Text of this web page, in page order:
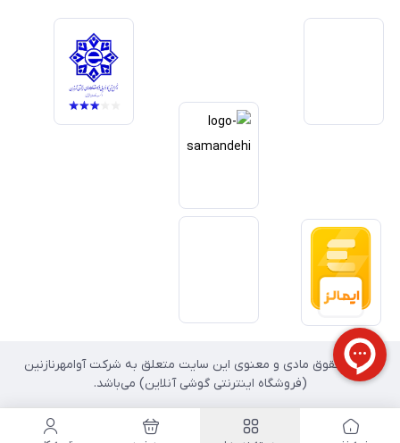
خدمات و به‌روزرسانی مداوم محصولات، مسیر ما را روشن‌تر می‌کند. ما باور
داریم آینده بازار دیجیتال متعلق به کسب‌وکارهایی است که صداقت و شفافیت
را در اولویت قرار می‌دهند. گوشی آنلاین با تکیه بر تجربه و تخصص، با قدرت به
سمت تحقق این چشم‌انداز حرکت می‌کند.
تمامی حقوق مادی و معنوی این سایت متعلق به شرکت آوامهرنازنین
(فروشگاه اینترنتی گوشی آنلاین) می‌باشد.